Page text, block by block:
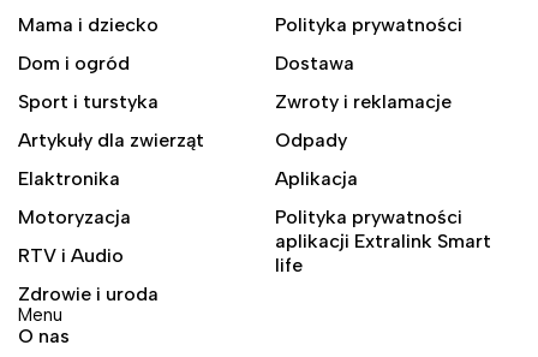
Mama i dziecko
Dom i ogród
Sport i turstyka
Artykuły dla zwierząt
Elaktronika
Motoryzacja
RTV i Audio
Zdrowie i uroda
Polityka prywatności
Dostawa
Zwroty i reklamacje
Odpady
Aplikacja
Polityka prywatności
aplikacji Extralink Smart
life
Menu
O nas